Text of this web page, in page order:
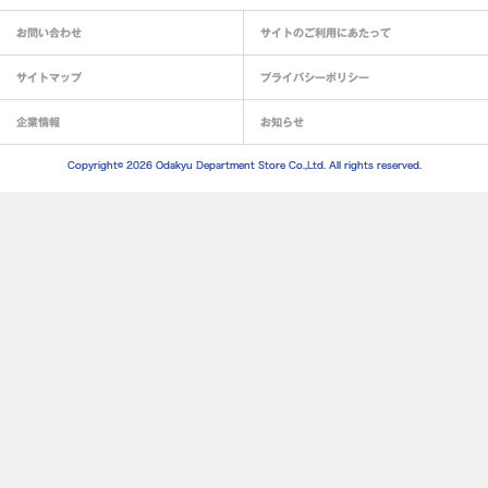
お問い合わせ サイトのご利用にあたって
サイトマップ プライバシーポリシー
企業情報 お知らせ
Copyright© 2026 Odakyu Department Store Co.,Ltd. All rights reserved.